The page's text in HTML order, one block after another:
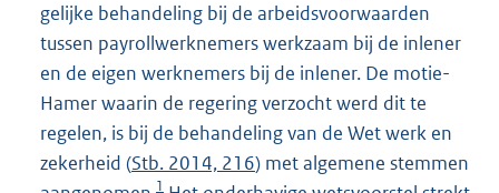
gelijke behandeling bij de arbeidsvoorwaarden
tussen payrollwerknemers werkzaam bij de inlener
en de eigen werknemers bij de inlener. De motie-
Hamer waarin de regering verzocht werd dit te
regelen, is bij de behandeling van de Wet werk en
zekerheid (Stb. 2014, 216) met algemene stemmen
1